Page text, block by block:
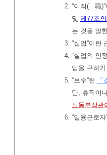
2. “이직(離職
및 제77조
는 것을 말
3. “실업”이란
4. “실업의 인
업을 구하
5. “보수”란
만, 휴직이
노동부장관
6. “일용근로